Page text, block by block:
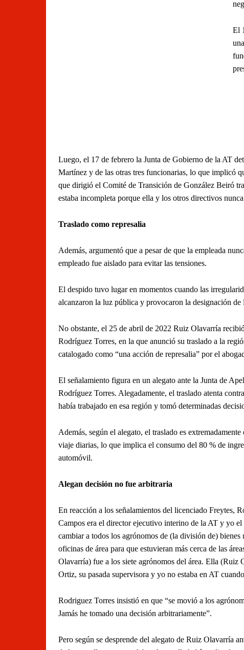
El
Luego, el 17 de febrero la Junta de Gobierno de la AT
Martínez y de las otras tres funcionarias, lo que implicó
que dirigió el Comité de Transición de González Beiró
estaba incompleta porque ella y los otros directivos
Traslado como represalia
Además, argumentó que a pesar de que la empleada
empleado fue aislado para evitar las tensiones.
El despido tuvo lugar en momentos cuando las
alcanzaron la luz pública y provocaron la designación de
No obstante, el 25 de abril de 2022 Ruiz Olavarría
Rodríguez Torres, en la que anunció su traslado a la
catalogado como “una acción de represalia” por el
El señalamiento figura en un alegato ante la Junta de
Rodríguez Torres. Alegadamente, el traslado atenta
había trabajado en esa región y tomó determinadas
Además, según el alegato, el traslado es
viaje diarias, lo que implica el consumo del 80 % de
automóvil.
Alegan decisión no fue arbitraria
En reacción a los señalamientos del licenciado Freytes,
Campos era el director ejecutivo interino de la AT y yo
cambiar a todos los agrónomos de (la división de)
oficinas de área para que estuvieran más cerca de las
Olavarría) fue a los siete agrónomos del área. Ella (Ruiz
Ortiz, su pasada supervisora y yo no estaba en AT
Rodriguez Torres insistió en que “se movió a los
Jamás he tomado una decisión arbitrariamente”.
Pero según se desprende del alegato de Ruiz Olavarría